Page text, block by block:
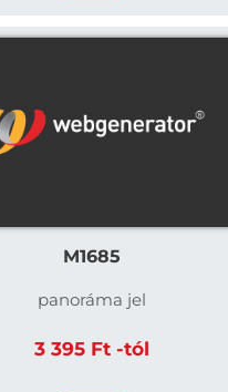
M1685
panoráma jel
3 395 Ft -tól